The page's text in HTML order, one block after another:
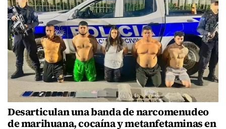
Desarticulan una banda de narcomenudeo
de marihuana, cocaína y metanfetaminas en